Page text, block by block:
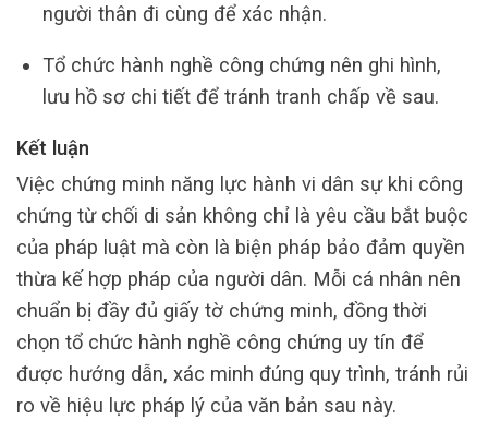
người thân đi cùng để xác nhận.
Tổ chức hành nghề công chứng nên ghi hình,
lưu hồ sơ chi tiết để tránh tranh chấp về sau.
Kết luận
Việc chứng minh năng lực hành vi dân sự khi công
chứng từ chối di sản không chỉ là yêu cầu bắt buộc
của pháp luật mà còn là biện pháp bảo đảm quyền
thừa kế hợp pháp của người dân. Mỗi cá nhân nên
chuẩn bị đầy đủ giấy tờ chứng minh, đồng thời
chọn tổ chức hành nghề công chứng uy tín để
được hướng dẫn, xác minh đúng quy trình, tránh rủi
ro về hiệu lực pháp lý của văn bản sau này.